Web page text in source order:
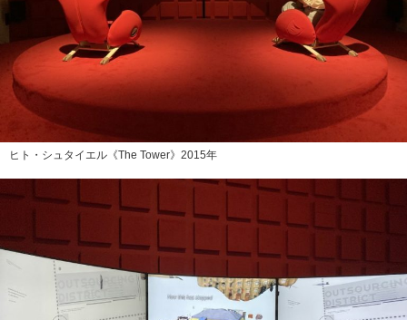
ヒト・シュタイエル《The Tower》2015年